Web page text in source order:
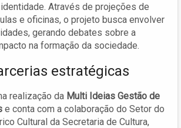
Através de projeções de
e oficinas, o projeto busca envolver
gerando debates sobre a
na formação da sociedade.
estratégicas
realização da Multi Ideias Gestão de
e conta com a colaboração do Setor do
Cultural da Secretaria de Cultura,